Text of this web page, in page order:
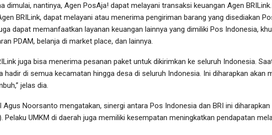
dimulai, nantinya, Agen PosAja! dapat melayani transaksi keuangan Agen
BRILink, dapat melayani atau menerima pengiriman barang yang disediakan
dapat memanfaatkan layanan keuangan lainnya yang dimiliki Pos Indonesia,
PDAM, belanja di market place, dan lainnya.
juga bisa menerima pesanan paket untuk dikirimkan ke seluruh Indonesia.
hadir di semua kecamatan hingga desa di seluruh Indonesia. Ini diharapkan akan
jelas dia.
Noorsanto mengatakan, sinergi antara Pos Indonesia dan BRI ini diharapkan
UMKM di daerah juga memiliki kesempatan meningkatkan pendapatan